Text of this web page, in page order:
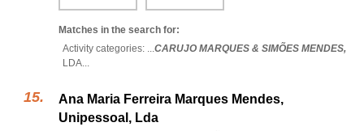
Matches in the search for:
Activity categories: ...CARUJO MARQUES & SIMÕES MENDES,
LDA...
Ana Maria Ferreira Marques Mendes,
Unipessoal, Lda